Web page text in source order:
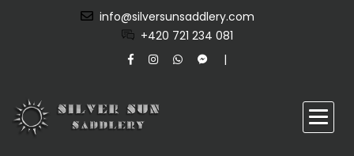
info@silversunsaddlery.com
+420 721 234 081